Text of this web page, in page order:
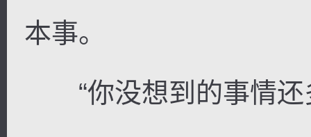
本事。
“你没想到的事情还